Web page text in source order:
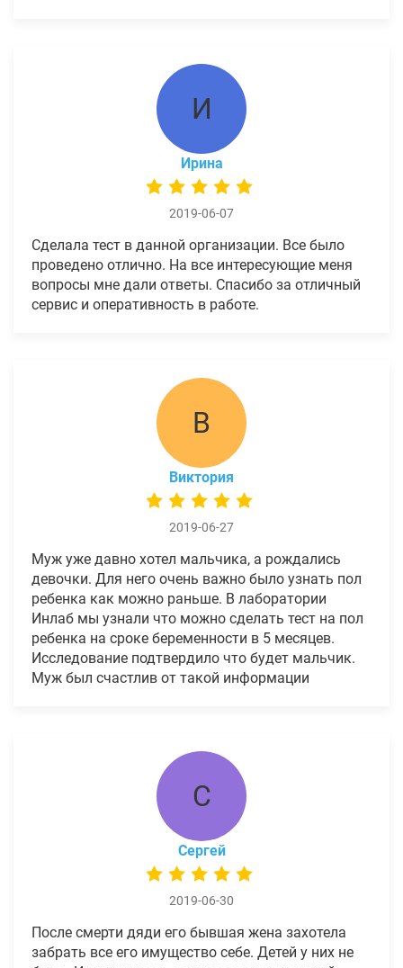
И
Ирина
2019-06-07
Сделала тест в данной организации. Все было
проведено отлично. На все интересующие меня
вопросы мне дали ответы. Спасибо за отличный
сервис и оперативность в работе.
В
Виктория
2019-06-27
Муж уже давно хотел мальчика, а рождались
девочки. Для него очень важно было узнать пол
ребенка как можно раньше. В лаборатории
Инлаб мы узнали что можно сделать тест на пол
ребенка на сроке беременности в 5 месяцев.
Исследование подтвердило что будет мальчик.
Муж был счастлив от такой информации
С
Сергей
2019-06-30
После смерти дяди его бывшая жена захотела
забрать все его имущество себе. Детей у них не